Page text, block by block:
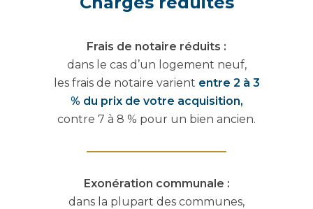
Frais de notaire réduits :
dans le cas d’un logement neuf,
les frais de notaire varient entre 2 à 3
% du prix de votre acquisition,
contre 7 à 8 % pour un bien ancien.
Exonération communale :
dans la plupart des communes,